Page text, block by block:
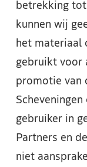
betrekking
kunnen wij
het materiaal
gebruikt voor
promotie van
gebruiker in
Partners en
niet